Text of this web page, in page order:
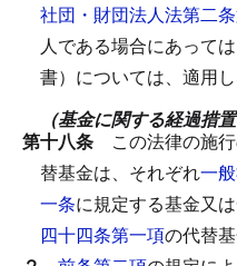
社団・財団法人法第二
人である場合にあって
書）については、適用し
（基金に関する経過措置
第十八条 この法律の施
替基金は、それぞれ一
一条に規定する基金又は
四十四条第一項の代替基